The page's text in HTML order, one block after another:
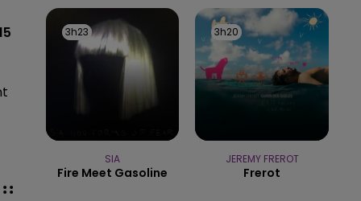
3h23
3h23
SIA
Fire Meet Gasoline
3h20
3h20
JEREMY FREROT
Frerot